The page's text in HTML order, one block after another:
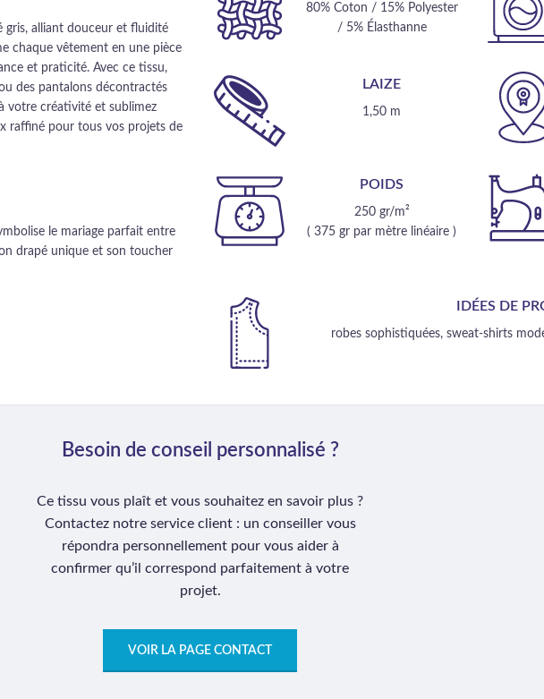
gris, alliant douceur et fluidité
chaque vêtement en une pièce
et praticité. Avec ce tissu,
des pantalons décontractés
votre créativité et sublimez
raffiné pour tous vos projets de
le mariage parfait entre
drapé unique et son toucher
80% Coton / 15% Polyester
/ 5% Élasthanne
LAIZE
1,50 m
POIDS
250 gr/m²
( 375 gr par mètre linéaire )
IDÉES DE
robes sophistiquées, sweat-shirts
Besoin de conseil personnalisé ?
Ce tissu vous plaît et vous souhaitez en savoir plus ?
Contactez notre service client : un conseiller vous
répondra personnellement pour vous aider à
confirmer qu’il correspond parfaitement à votre
projet.
VOIR LA PAGE CONTACT